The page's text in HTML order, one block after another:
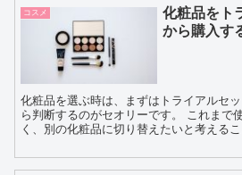
コスメ
化粧品をト
から購入す
化粧品を選ぶ時は、まずはトライアルセ
ら判断するのがセオリーです。 これまで使っていた化粧品ではな
く、別の化粧品に切り替えたいと考える